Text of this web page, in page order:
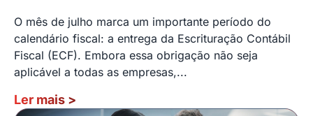
O mês de julho marca um importante período do
calendário fiscal: a entrega da Escrituração Contábil
Fiscal (ECF). Embora essa obrigação não seja
aplicável a todas as empresas,...
Ler mais >